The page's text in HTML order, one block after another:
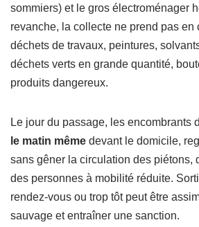
sommiers) et le gros électroménager
revanche, la collecte ne prend pas en
déchets de travaux, peintures,
déchets verts en grande quantité,
produits dangereux.
Le jour du passage, les encombrants
le matin même devant le domicile,
sans gêner la circulation des piétons,
des personnes à mobilité réduite.
rendez-vous ou trop tôt peut être
sauvage et entraîner une sanction.